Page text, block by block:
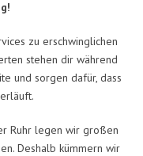
zu erschwinglichen
stehen dir während
und sorgen dafür, dass
Ruhr legen wir großen
Deshalb kümmern wir